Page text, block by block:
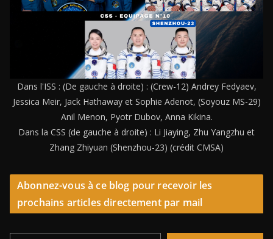
Dans l'ISS : (De gauche à droite) : (Crew-12) Andrey Fedyaev,
Jessica Meir, Jack Hathaway et Sophie Adenot, (Soyouz MS-29)
Anil Menon, Pyotr Dubov, Anna Kikina.
Dans la CSS (de gauche à droite) : Li Jiaying, Zhu Yangzhu et
Zhang Zhiyuan (Shenzhou-23) (crédit CMSA)
Abonnez-vous à ce blog pour recevoir les
prochains articles directement par mail
Saisissez votre adresse e-mail…